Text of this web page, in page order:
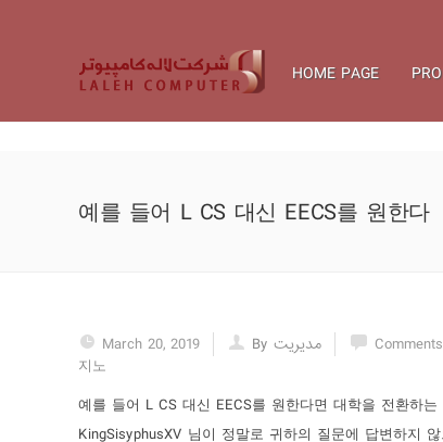
HOME PAGE
예를 들어 L CS 대신 EECS를 원한다
March 20, 2019 By مدیریت
지노
예를 들어 L CS 대신 EECS를 원한다면 대학을 전환하
KingSisyphusXV 님이 정말로 귀하의 질문에 답변하지